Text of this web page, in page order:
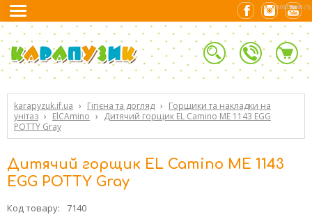
karapyzuk.if.ua › Гігієна та догляд › Горщики та накладки на
унітаз › ElCAmino › Дитячий горщик EL Camino ME 1143 EGG
POTTY Gray
Дитячий горщик EL Camino ME 1143
EGG POTTY Gray
Код товару:
7140
0.01354098 (7)